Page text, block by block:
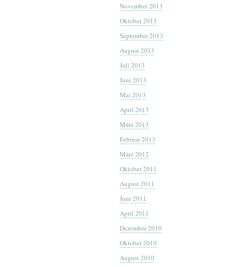
November 2013
Oktober 2013
September 2013
August 2013
Juli 2013
Juni 2013
Mai 2013
April 2013
März 2013
Februar 2013
März 2012
Oktober 2011
August 2011
Juni 2011
April 2011
Dezember 2010
Oktober 2010
August 2010